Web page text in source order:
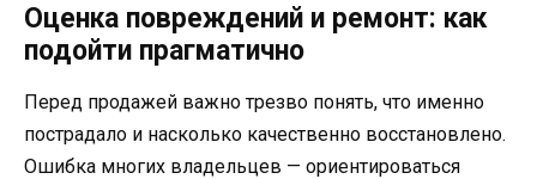
Оценка повреждений и ремонт: как
подойти прагматично
Перед продажей важно трезво понять, что именно
пострадало и насколько качественно восстановлено.
Ошибка многих владельцев — ориентироваться